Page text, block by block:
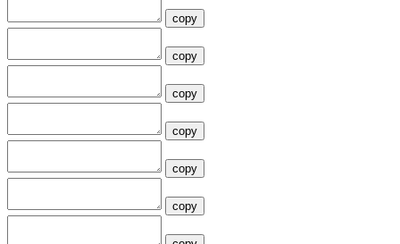
copy
copy
copy
copy
copy
copy